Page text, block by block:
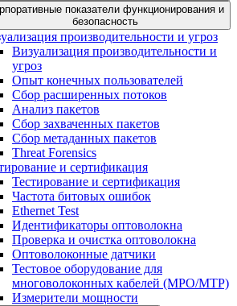
показатели функционирования и
безопасность
производительности и угроз
Визуализация производительности и
угроз
Опыт конечных пользователей
Сбор расширенных потоков
Анализ пакетов
Сбор захваченных пакетов
Сбор метаданных пакетов
Threat Forensics
и сертификация
Тестирование и сертификация
Частота битовых ошибок
Ethernet Test
Идентификаторы оптоволокна
Проверка и очистка оптоволокна
Оптоволоконные датчики
Тестовое оборудование для
многоволоконных кабелей (MPO/MTP)
Измерители мощности